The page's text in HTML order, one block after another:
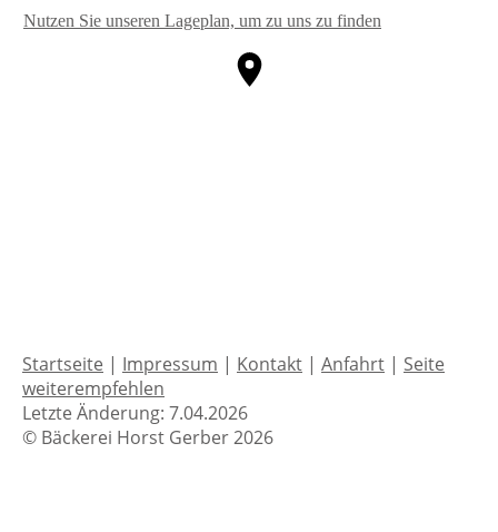
Nutzen Sie unseren La­ge­plan, um zu uns zu finden
Startseite | Impressum | Kontakt | Anfahrt | Seite
weiterempfehlen
Letzte Änderung: 7.04.2026
© Bäckerei Horst Gerber 2026